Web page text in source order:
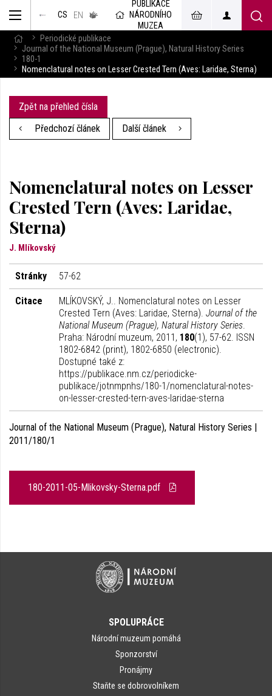
CS EN
v českém
jazyce
PUBLIKACE
NÁRODNÍHO
MUZEA
Periodické publikace
Journal of the National Museum (Prague), Natural History Series
180-1
Nomenclatural notes on Lesser Crested Tern (Aves: Laridae, Sterna)
Zpět na přehled čísla
Předchozí článek
Další článek
Nomenclatural notes on Lesser
Crested Tern (Aves: Laridae,
Sterna)
J. Mlíkovský
Stránky 57-62
Citace
MLÍKOVSKÝ, J.. Nomenclatural notes on Lesser
Crested Tern (Aves: Laridae, Sterna). Journal of the
National Museum (Prague), Natural History Series.
Praha: Národní muzeum, 2011, 180(1), 57-62. ISSN
1802-6842 (print), 1802-6850 (electronic).
Dostupné také z:
https://publikace.nm.cz/periodicke-
publikace/jotnmpnhs/180-1/nomenclatural-notes-
on-lesser-crested-tern-aves-laridae-sterna
Journal of the National Museum (Prague), Natural History Series |
2011/180/1
180-2011-05-Mlikovsky-Sterna.pdf
SPOLUPRÁCE
Národní muzeum pomáhá
Sponzorství
Pronájmy
Staňte se dobrovolníkem